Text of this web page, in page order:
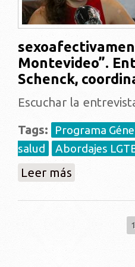
Montevideo”.
Schenck,
Escuchar la
Tags:
Programa
salud
Abordajes
Leer más
1